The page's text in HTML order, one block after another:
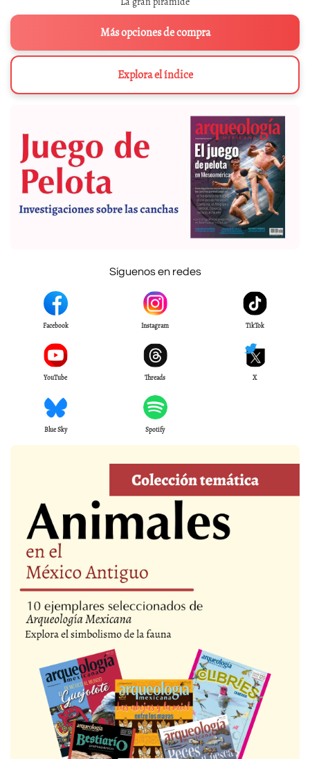
Más opciones de compra
Explora el índice
Síguenos en redes
Facebook Instagram TikTok
YouTube Threads X
Blue Sky Spotify